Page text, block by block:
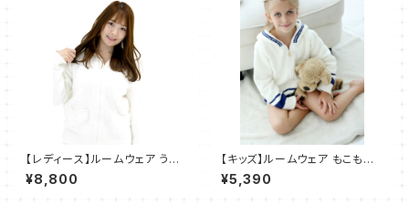
【レディース】ルームウェア うさ
ぎ モコモコ パーカー 部屋着 2
点セット SH508
¥8,800
【キッズ】ルームウェア もこもこ
パジャマ 部屋着 2点セット
¥5,390